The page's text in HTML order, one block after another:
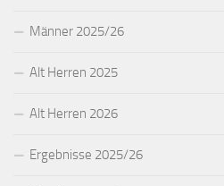
Männer 2025/26
Alt Herren 2025
Alt Herren 2026
Ergebnisse 2025/26